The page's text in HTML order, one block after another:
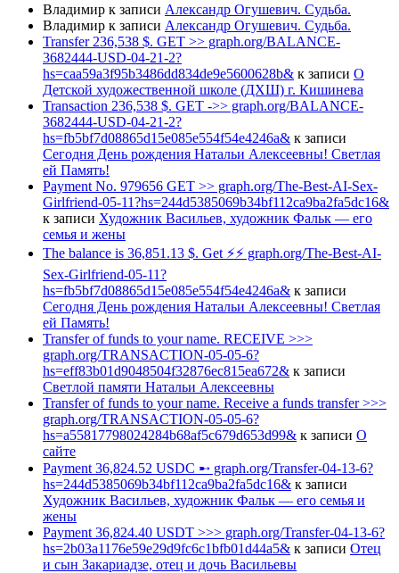
Владимир к записи Александр Огушевич. Судьба.
Владимир к записи Александр Огушевич. Судьба.
Transfer 236,538 $. GET >> graph.org/BALANCE-
3682444-USD-04-21-2?
hs=caa59a3f95b3486dd834de9e5600628b& к записи О
Детской художественной школе (ДХШ) г. Кишинева
Transaction 236,538 $. GET ->> graph.org/BALANCE-
3682444-USD-04-21-2?
hs=fb5bf7d08865d15e085e554f54e4246a& к записи
Сегодня День рождения Натальи Алексеевны! Светлая
ей Память!
Payment No. 979656 GET >> graph.org/The-Best-AI-Sex-
Girlfriend-05-11?hs=244d5385069b34bf112ca9ba2fa5dc16&
к записи Художник Васильев, художник Фальк — его
семья и жены
The balance is 36,851.13 $. Get ⚡⚡ graph.org/The-Best-AI-
Sex-Girlfriend-05-11?
hs=fb5bf7d08865d15e085e554f54e4246a& к записи
Сегодня День рождения Натальи Алексеевны! Светлая
ей Память!
Transfer of funds to your name. RECEIVE >>>
graph.org/TRANSACTION-05-05-6?
hs=eff83b01d9048504f32876ec815ea672& к записи
Светлой памяти Натальи Алексеевны
Transfer of funds to your name. Receive a funds transfer >>>
graph.org/TRANSACTION-05-05-6?
hs=a55817798024284b68af5c679d653d99& к записи О
сайте
Payment 36,824.52 USDC ➸ graph.org/Transfer-04-13-6?
hs=244d5385069b34bf112ca9ba2fa5dc16& к записи
Художник Васильев, художник Фальк — его семья и
жены
Payment 36,824.40 USDT >>> graph.org/Transfer-04-13-6?
hs=2b03a1176e59e29d9fc6c1bfb01d44a5& к записи Отец
и сын Закариадзе, отец и дочь Васильевы